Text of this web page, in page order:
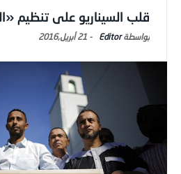
قلب السيناريو على تنظيم
Editor
- 21 أبريل,2016